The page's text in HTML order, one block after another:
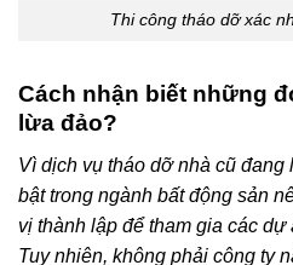
Thi công tháo dỡ xác
Cách nhận biết những
lừa đảo?
Vì dịch vụ tháo dỡ nhà cũ đang
bật trong ngành bất động sản
vị thành lập để tham gia các dự
Tuy nhiên, không phải công ty